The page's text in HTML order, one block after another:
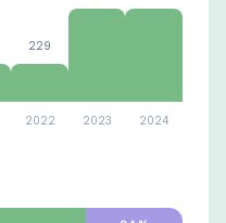
229
2022 2023 2024